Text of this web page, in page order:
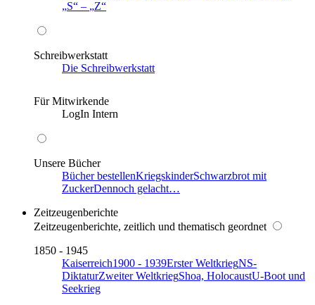
S
– Z
Schreibwerkstatt
Die Schreibwerkstatt
Für Mitwirkende
LogIn Intern
Unsere Bücher
Bücher bestellenKriegskinderSchwarzbrot mit
ZuckerDennoch gelacht…
Zeitzeugenberichte
Zeitzeugenberichte, zeitlich und thematisch geordnet
1850 - 1945
Kaiserreich1900 - 1939Erster WeltkriegNS-
DiktaturZweiter WeltkriegShoa, HolocaustU-Boot und
Seekrieg